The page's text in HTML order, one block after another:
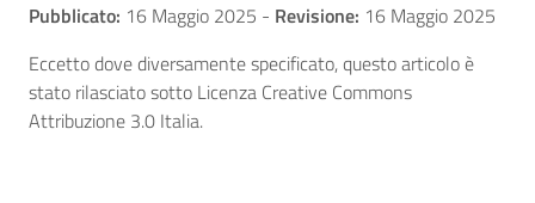
Pubblicato: 16 Maggio 2025 - Revisione: 16 Maggio 2025
Eccetto dove diversamente specificato, questo articolo è
stato rilasciato sotto Licenza Creative Commons
Attribuzione 3.0 Italia.